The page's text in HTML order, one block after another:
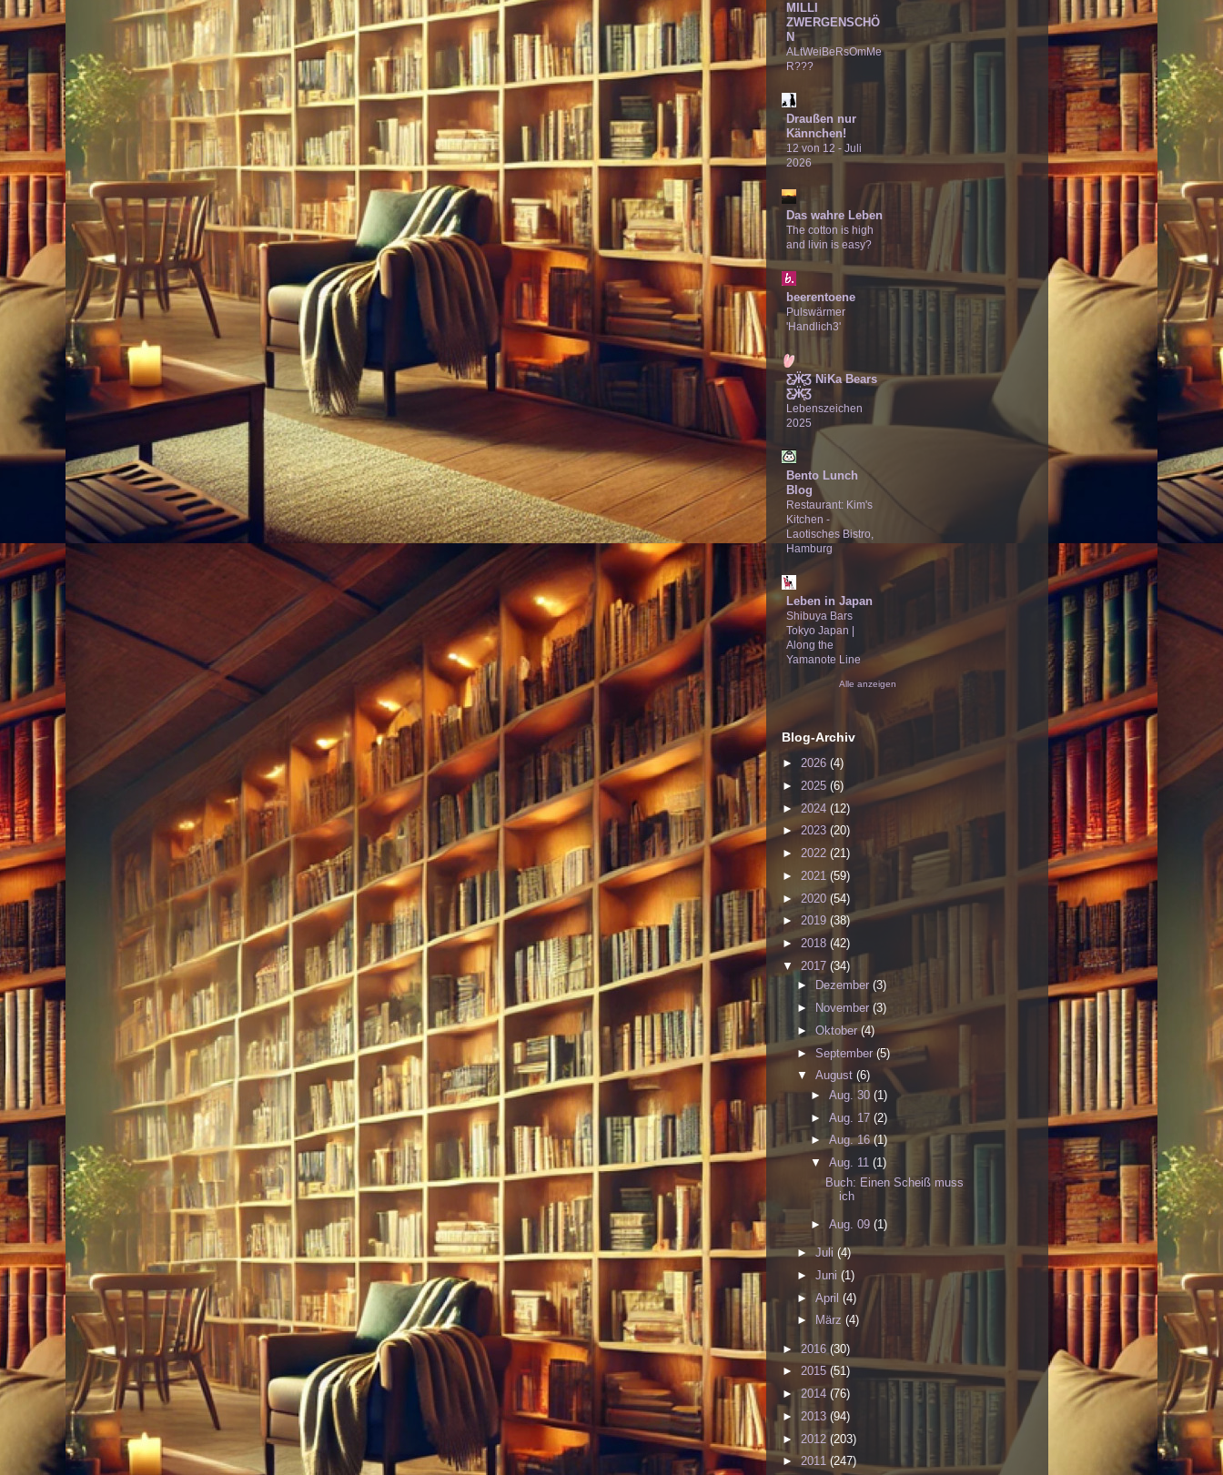
MILLI
ZWERGENSCHÖ
N
ALtWeiBeRsOmMe
R???
Draußen nur
Kännchen!
12 von 12 - Juli
2026
Das wahre Leben
The cotton is high
and livin is easy?
beerentoene
Pulswärmer
'Handlich3'
Ƹ̵̡Ӝ̵̨̄Ʒ NiKa Bears
Ƹ̵̡Ӝ̵̨̄Ʒ
Lebenszeichen
2025
Bento Lunch
Blog
Restaurant: Kim's
Kitchen -
Laotisches Bistro,
Hamburg
Leben in Japan
Shibuya Bars
Tokyo Japan |
Along the
Yamanote Line
Alle anzeigen
Blog-Archiv
► 2026 (4)
► 2025 (6)
►2024 (12)
►2023 (20)
► 2022 (21)
► 2021 (59)
►2020 (54)
► 2019 (38)
► 2018 (42)
▼ 2017 (34)
►
Dezember (3)
►
November (3)
► Oktober(4)
► September (5)
▼ August (6)
►Aug. 30(1)
►Aug. 17(2)
►Aug. 16(1)
▼Aug. 11(1)
Buch: Einen Scheiß muss
ich
►Aug. 09(1)
► Juli (4)
► Juni (1)
► April (4)
►
März (4)
► 2016 (30)
► 2015 (51)
► 2014 (76)
► 2013 (94)
► 2012 (203)
►2011(247)